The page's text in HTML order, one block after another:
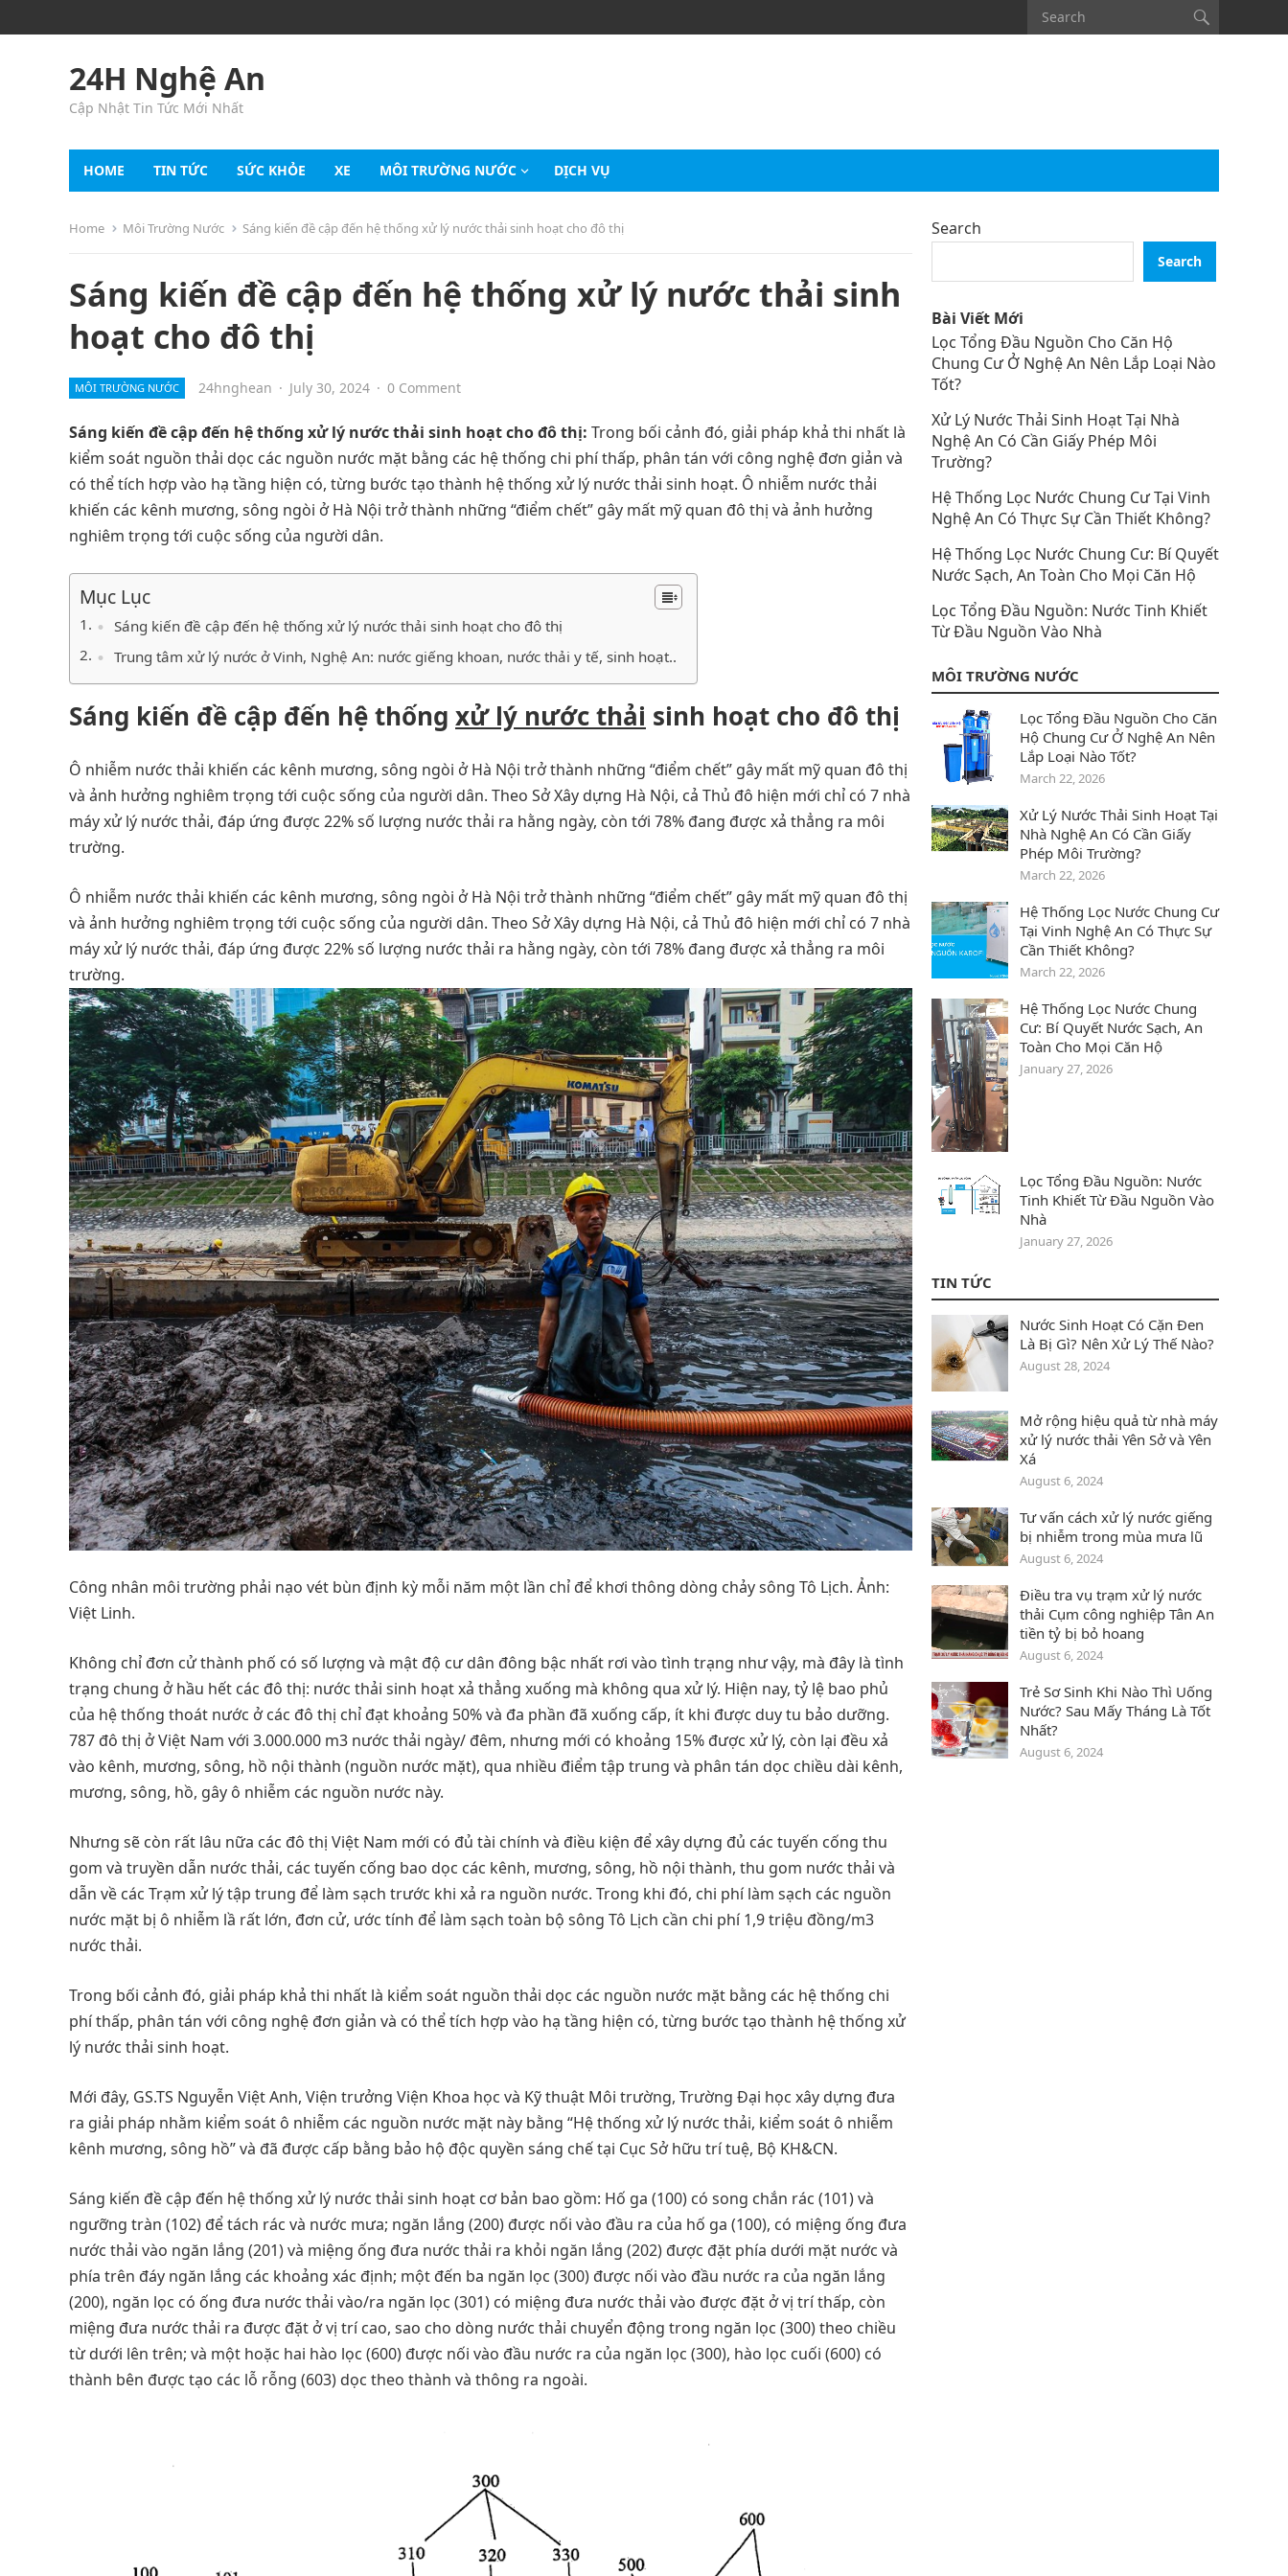
24H Nghệ An
Cập Nhật Tin Tức Mới Nhất
HOME TIN TỨC SỨC KHỎE XE MÔI TRƯỜNG NƯỚC DỊCH VỤ
Home Môi Trường Nước Sáng kiến đề cập đến hệ thống xử lý nước thải sinh hoạt cho đô thị
Sáng kiến đề cập đến hệ thống xử lý nước thải sinh
hoạt cho đô thị
MÔI TRƯỜNG NƯỚC 24hnghean · July 30, 2024 · 0 Comment
Sáng kiến đề cập đến hệ thống xử lý nước thải sinh hoạt cho đô thị: Trong bối cảnh đó, giải pháp khả thi nhất là
kiểm soát nguồn thải dọc các nguồn nước mặt bằng các hệ thống chi phí thấp, phân tán với công nghệ đơn giản và
có thể tích hợp vào hạ tầng hiện có, từng bước tạo thành hệ thống xử lý nước thải sinh hoạt. Ô nhiễm nước thải
khiến các kênh mương, sông ngòi ở Hà Nội trở thành những “điểm chết” gây mất mỹ quan đô thị và ảnh hưởng
nghiêm trọng tới cuộc sống của người dân.
Mục Lục
Sáng kiến đề cập đến hệ thống xử lý nước thải sinh hoạt cho đô thị
Trung tâm xử lý nước ở Vinh, Nghệ An: nước giếng khoan, nước thải y tế, sinh hoạt..
Sáng kiến đề cập đến hệ thống xử lý nước thải sinh hoạt cho đô thị
Ô nhiễm nước thải khiến các kênh mương, sông ngòi ở Hà Nội trở thành những “điểm chết” gây mất mỹ quan đô thị
và ảnh hưởng nghiêm trọng tới cuộc sống của người dân. Theo Sở Xây dựng Hà Nội, cả Thủ đô hiện mới chỉ có 7 nhà
máy xử lý nước thải, đáp ứng được 22% số lượng nước thải ra hằng ngày, còn tới 78% đang được xả thẳng ra môi
trường.
Ô nhiễm nước thải khiến các kênh mương, sông ngòi ở Hà Nội trở thành những “điểm chết” gây mất mỹ quan đô thị
và ảnh hưởng nghiêm trọng tới cuộc sống của người dân. Theo Sở Xây dựng Hà Nội, cả Thủ đô hiện mới chỉ có 7 nhà
máy xử lý nước thải, đáp ứng được 22% số lượng nước thải ra hằng ngày, còn tới 78% đang được xả thẳng ra môi
trường.
Công nhân môi trường phải nạo vét bùn định kỳ mỗi năm một lần chỉ để khơi thông dòng chảy sông Tô Lịch. Ảnh:
Việt Linh.
Không chỉ đơn cử thành phố có số lượng và mật độ cư dân đông bậc nhất rơi vào tình trạng như vậy, mà đây là tình
trạng chung ở hầu hết các đô thị: nước thải sinh hoạt xả thẳng xuống mà không qua xử lý. Hiện nay, tỷ lệ bao phủ
của hệ thống thoát nước ở các đô thị chỉ đạt khoảng 50% và đa phần đã xuống cấp, ít khi được duy tu bảo dưỡng.
787 đô thị ở Việt Nam với 3.000.000 m3 nước thải ngày/ đêm, nhưng mới có khoảng 15% được xử lý, còn lại đều xả
vào kênh, mương, sông, hồ nội thành (nguồn nước mặt), qua nhiều điểm tập trung và phân tán dọc chiều dài kênh,
mương, sông, hồ, gây ô nhiễm các nguồn nước này.
Nhưng sẽ còn rất lâu nữa các đô thị Việt Nam mới có đủ tài chính và điều kiện để xây dựng đủ các tuyến cống thu
gom và truyền dẫn nước thải, các tuyến cống bao dọc các kênh, mương, sông, hồ nội thành, thu gom nước thải và
dẫn về các Trạm xử lý tập trung để làm sạch trước khi xả ra nguồn nước. Trong khi đó, chi phí làm sạch các nguồn
nước mặt bị ô nhiễm lầ rất lớn, đơn cử, ước tính để làm sạch toàn bộ sông Tô Lịch cần chi phí 1,9 triệu đồng/m3
nước thải.
Trong bối cảnh đó, giải pháp khả thi nhất là kiểm soát nguồn thải dọc các nguồn nước mặt bằng các hệ thống chi
phí thấp, phân tán với công nghệ đơn giản và có thể tích hợp vào hạ tầng hiện có, từng bước tạo thành hệ thống xử
lý nước thải sinh hoạt.
Mới đây, GS.TS Nguyễn Việt Anh, Viện trưởng Viện Khoa học và Kỹ thuật Môi trường, Trường Đại học xây dựng đưa
ra giải pháp nhằm kiểm soát ô nhiễm các nguồn nước mặt này bằng “Hệ thống xử lý nước thải, kiểm soát ô nhiễm
kênh mương, sông hồ” và đã được cấp bằng bảo hộ độc quyền sáng chế tại Cục Sở hữu trí tuệ, Bộ KH&CN.
Sáng kiến đề cập đến hệ thống xử lý nước thải sinh hoạt cơ bản bao gồm: Hố ga (100) có song chắn rác (101) và
ngưỡng tràn (102) để tách rác và nước mưa; ngăn lắng (200) được nối vào đầu ra của hố ga (100), có miệng ống đưa
nước thải vào ngăn lắng (201) và miệng ống đưa nước thải ra khỏi ngăn lắng (202) được đặt phía dưới mặt nước và
phía trên đáy ngăn lắng các khoảng xác định; một đến ba ngăn lọc (300) được nối vào đầu nước ra của ngăn lắng
(200), ngăn lọc có ống đưa nước thải vào/ra ngăn lọc (301) có miệng đưa nước thải vào được đặt ở vị trí thấp, còn
miệng đưa nước thải ra được đặt ở vị trí cao, sao cho dòng nước thải chuyển động trong ngăn lọc (300) theo chiều
từ dưới lên trên; và một hoặc hai hào lọc (600) được nối vào đầu nước ra của ngăn lọc (300), hào lọc cuối (600) có
thành bên được tạo các lỗ rỗng (603) dọc theo thành và thông ra ngoài.
Search
Search
Bài Viết Mới
Lọc Tổng Đầu Nguồn Cho Căn Hộ
Chung Cư Ở Nghệ An Nên Lắp Loại Nào
Tốt?
Xử Lý Nước Thải Sinh Hoạt Tại Nhà
Nghệ An Có Cần Giấy Phép Môi
Trường?
Hệ Thống Lọc Nước Chung Cư Tại Vinh
Nghệ An Có Thực Sự Cần Thiết Không?
Hệ Thống Lọc Nước Chung Cư: Bí Quyết
Nước Sạch, An Toàn Cho Mọi Căn Hộ
Lọc Tổng Đầu Nguồn: Nước Tinh Khiết
Từ Đầu Nguồn Vào Nhà
MÔI TRƯỜNG NƯỚC
Lọc Tổng Đầu Nguồn Cho Căn
Hộ Chung Cư Ở Nghệ An Nên
Lắp Loại Nào Tốt?
March 22, 2026
Xử Lý Nước Thải Sinh Hoạt Tại
Nhà Nghệ An Có Cần Giấy
Phép Môi Trường?
March 22, 2026
Hệ Thống Lọc Nước Chung Cư
Tại Vinh Nghệ An Có Thực Sự
Cần Thiết Không?
March 22, 2026
Hệ Thống Lọc Nước Chung
Cư: Bí Quyết Nước Sạch, An
Toàn Cho Mọi Căn Hộ
January 27, 2026
Lọc Tổng Đầu Nguồn: Nước
Tinh Khiết Từ Đầu Nguồn Vào
Nhà
January 27, 2026
TIN TỨC
Nước Sinh Hoạt Có Cặn Đen
Là Bị Gì? Nên Xử Lý Thế Nào?
August 28, 2024
Mở rộng hiệu quả từ nhà máy
xử lý nước thải Yên Sở và Yên
Xá
August 6, 2024
Tư vấn cách xử lý nước giếng
bị nhiễm trong mùa mưa lũ
August 6, 2024
Điều tra vụ trạm xử lý nước
thải Cụm công nghiệp Tân An
tiền tỷ bị bỏ hoang
August 6, 2024
Trẻ Sơ Sinh Khi Nào Thì Uống
Nước? Sau Mấy Tháng Là Tốt
Nhất?
August 6, 2024